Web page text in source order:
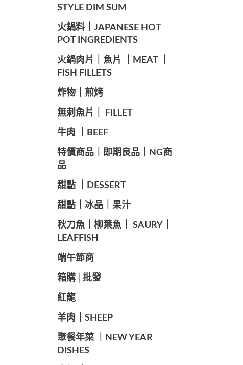
STYLE DIM SUM
️火鍋料｜JAPANESE HOT
POT INGREDIENTS
️火鍋肉片｜魚片 ｜MEAT ｜
FISH FILLETS
️炸物｜煎烤
️無刺魚片｜ FILLET
牛肉 ｜BEEF
️特價商品｜即期良品｜NG商
品
甜點 ｜DESSERT
️甜點｜冰品｜果汁
️秋刀魚｜柳葉魚｜ SAURY｜
LEAFFISH
️端午節商️
️箱購│批發
紅龍
羊肉｜SHEEP
️聚餐年菜 ｜NEW YEAR
DISHES